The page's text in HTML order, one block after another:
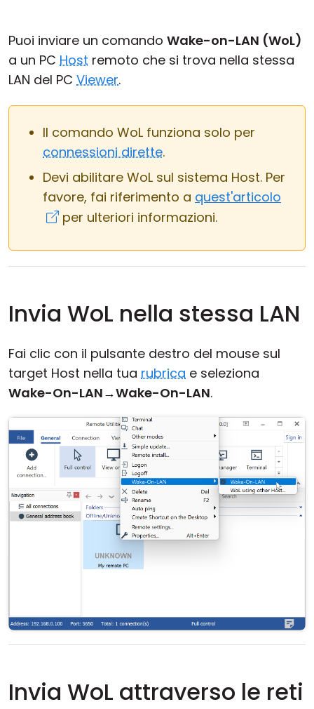
Puoi inviare un comando Wake-on-LAN (WoL)
a un PC Host remoto che si trova nella stessa
LAN del PC Viewer.
Il comando WoL funziona solo per
connessioni dirette.
Devi abilitare WoL sul sistema Host. Per
favore, fai riferimento a quest'articolo
per ulteriori informazioni.
Invia WoL nella stessa LAN
Fai clic con il pulsante destro del mouse sul
target Host nella tua rubrica e seleziona
Wake-On-LAN→Wake-On-LAN.
Invia WoL attraverso le reti